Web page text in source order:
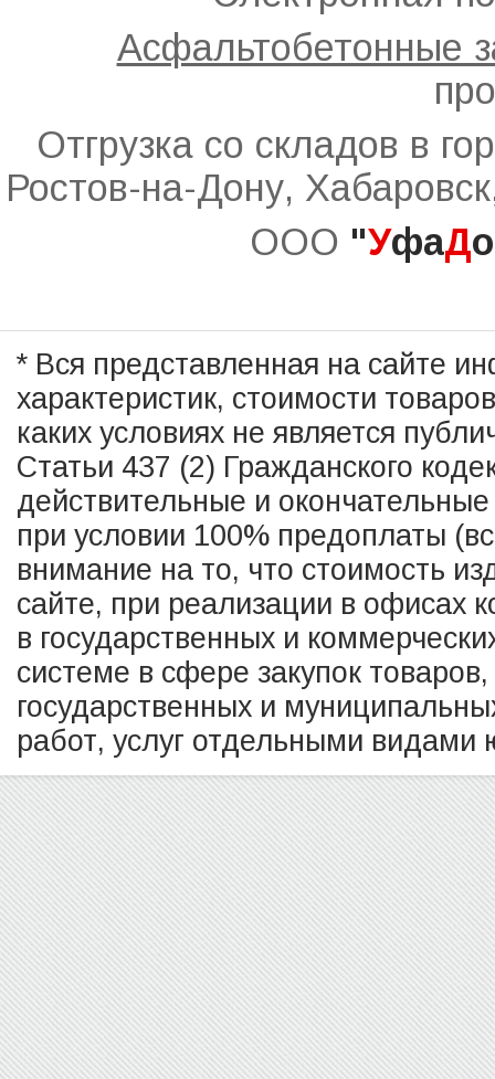
Асфальтобетонные
Отгрузка со складов в
Ростов-на-Дону,
ООО "УфаД
* Вся представленная на сайте
характеристик, стоимости
каких условиях не является
Статьи 437 (2) Гражданского
действительные и
при условии 100% предоплаты
внимание на то, что стоимость
сайте, при реализации в офисах
в государственных и
системе в сфере закупок
государственных и
работ, услуг отдельными видами